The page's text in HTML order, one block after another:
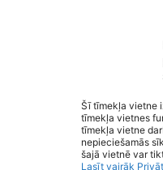
Šī tīmekļa vietne
tīmekļa vietnes
tīmekļa vietne
nepieciešamās
šajā vietnē var
Lasīt vairāk
Rūjienas